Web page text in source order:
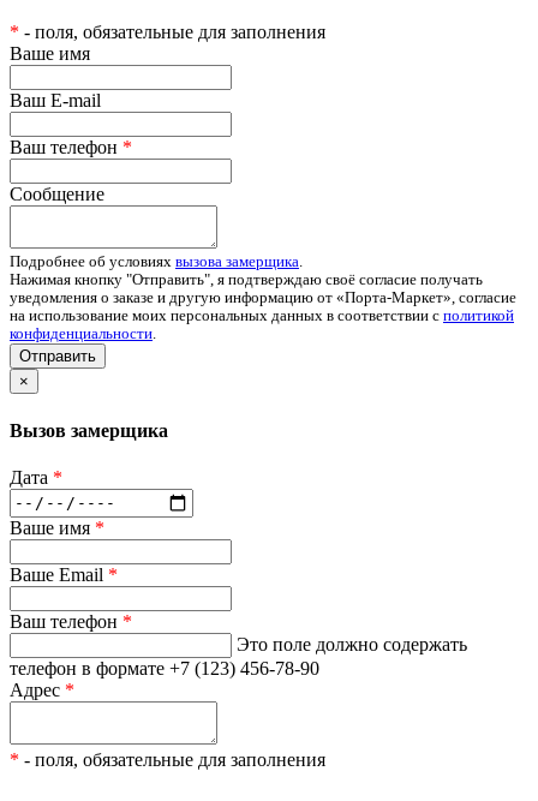
* - поля, обязательные для заполнения
Ваше имя
Ваш E-mail
Ваш телефон *
Сообщение
Подробнее об условиях вызова замерщика.
Нажимая кнопку "Отправить", я подтверждаю своё согласие получать
уведомления о заказе и другую информацию от «Порта-Маркет», согласие
на использование моих персональных данных в соответствии с политикой
конфиденциальности.
Отправить
×
Вызов замерщика
Дата *
Ваше имя *
Ваше Email *
Ваш телефон *
Это поле должно содержать
телефон в формате +7 (123) 456-78-90
Адрес *
* - поля, обязательные для заполнения